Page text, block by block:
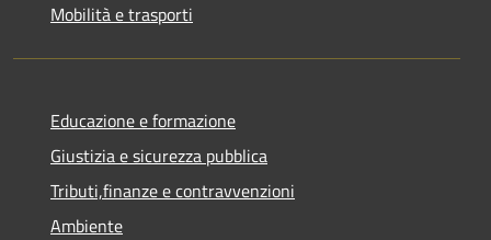
Mobilità e trasporti
Educazione e formazione
Giustizia e sicurezza pubblica
Tributi,finanze e contravvenzioni
Ambiente